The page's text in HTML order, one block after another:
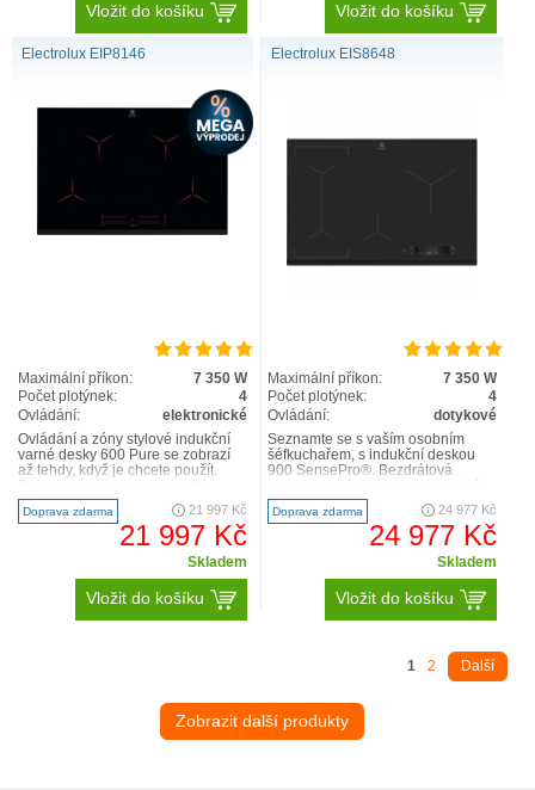
Vložit do košíku Vložit do košíku
Electrolux EIP8146
Maximální příkon:
7 350 W
Počet plotýnek:
4
Ovládání:
elektronické
Ovládání a zóny stylové indukční
varné desky 600 Pure se zobrazí
až tehdy, když je chcete použít.
povrch nerušeně splýv..
Doprava zdarma 21 997 Kč
21 997 Kč
Skladem
Vložit do košíku
Electrolux EIS8648
Maximální příkon:
7 350 W
Počet plotýnek:
4
Ovládání:
dotykové
Seznamte se s vaším osobním
šéfkuchařem, s indukční deskou
900 SensePro®. Bezdrátová
pokrmu a dává instrukce varné ..
Doprava zdarma 24 977 Kč
24 977 Kč
Skladem
Vložit do košíku
1 2 Další
Zobrazit další produkty